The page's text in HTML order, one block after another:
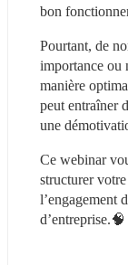
bon
Pourtant, de
importance ou
manière
peut entraîner
une
Ce webinar
structurer
l’engagement
d’entreprise.🧠